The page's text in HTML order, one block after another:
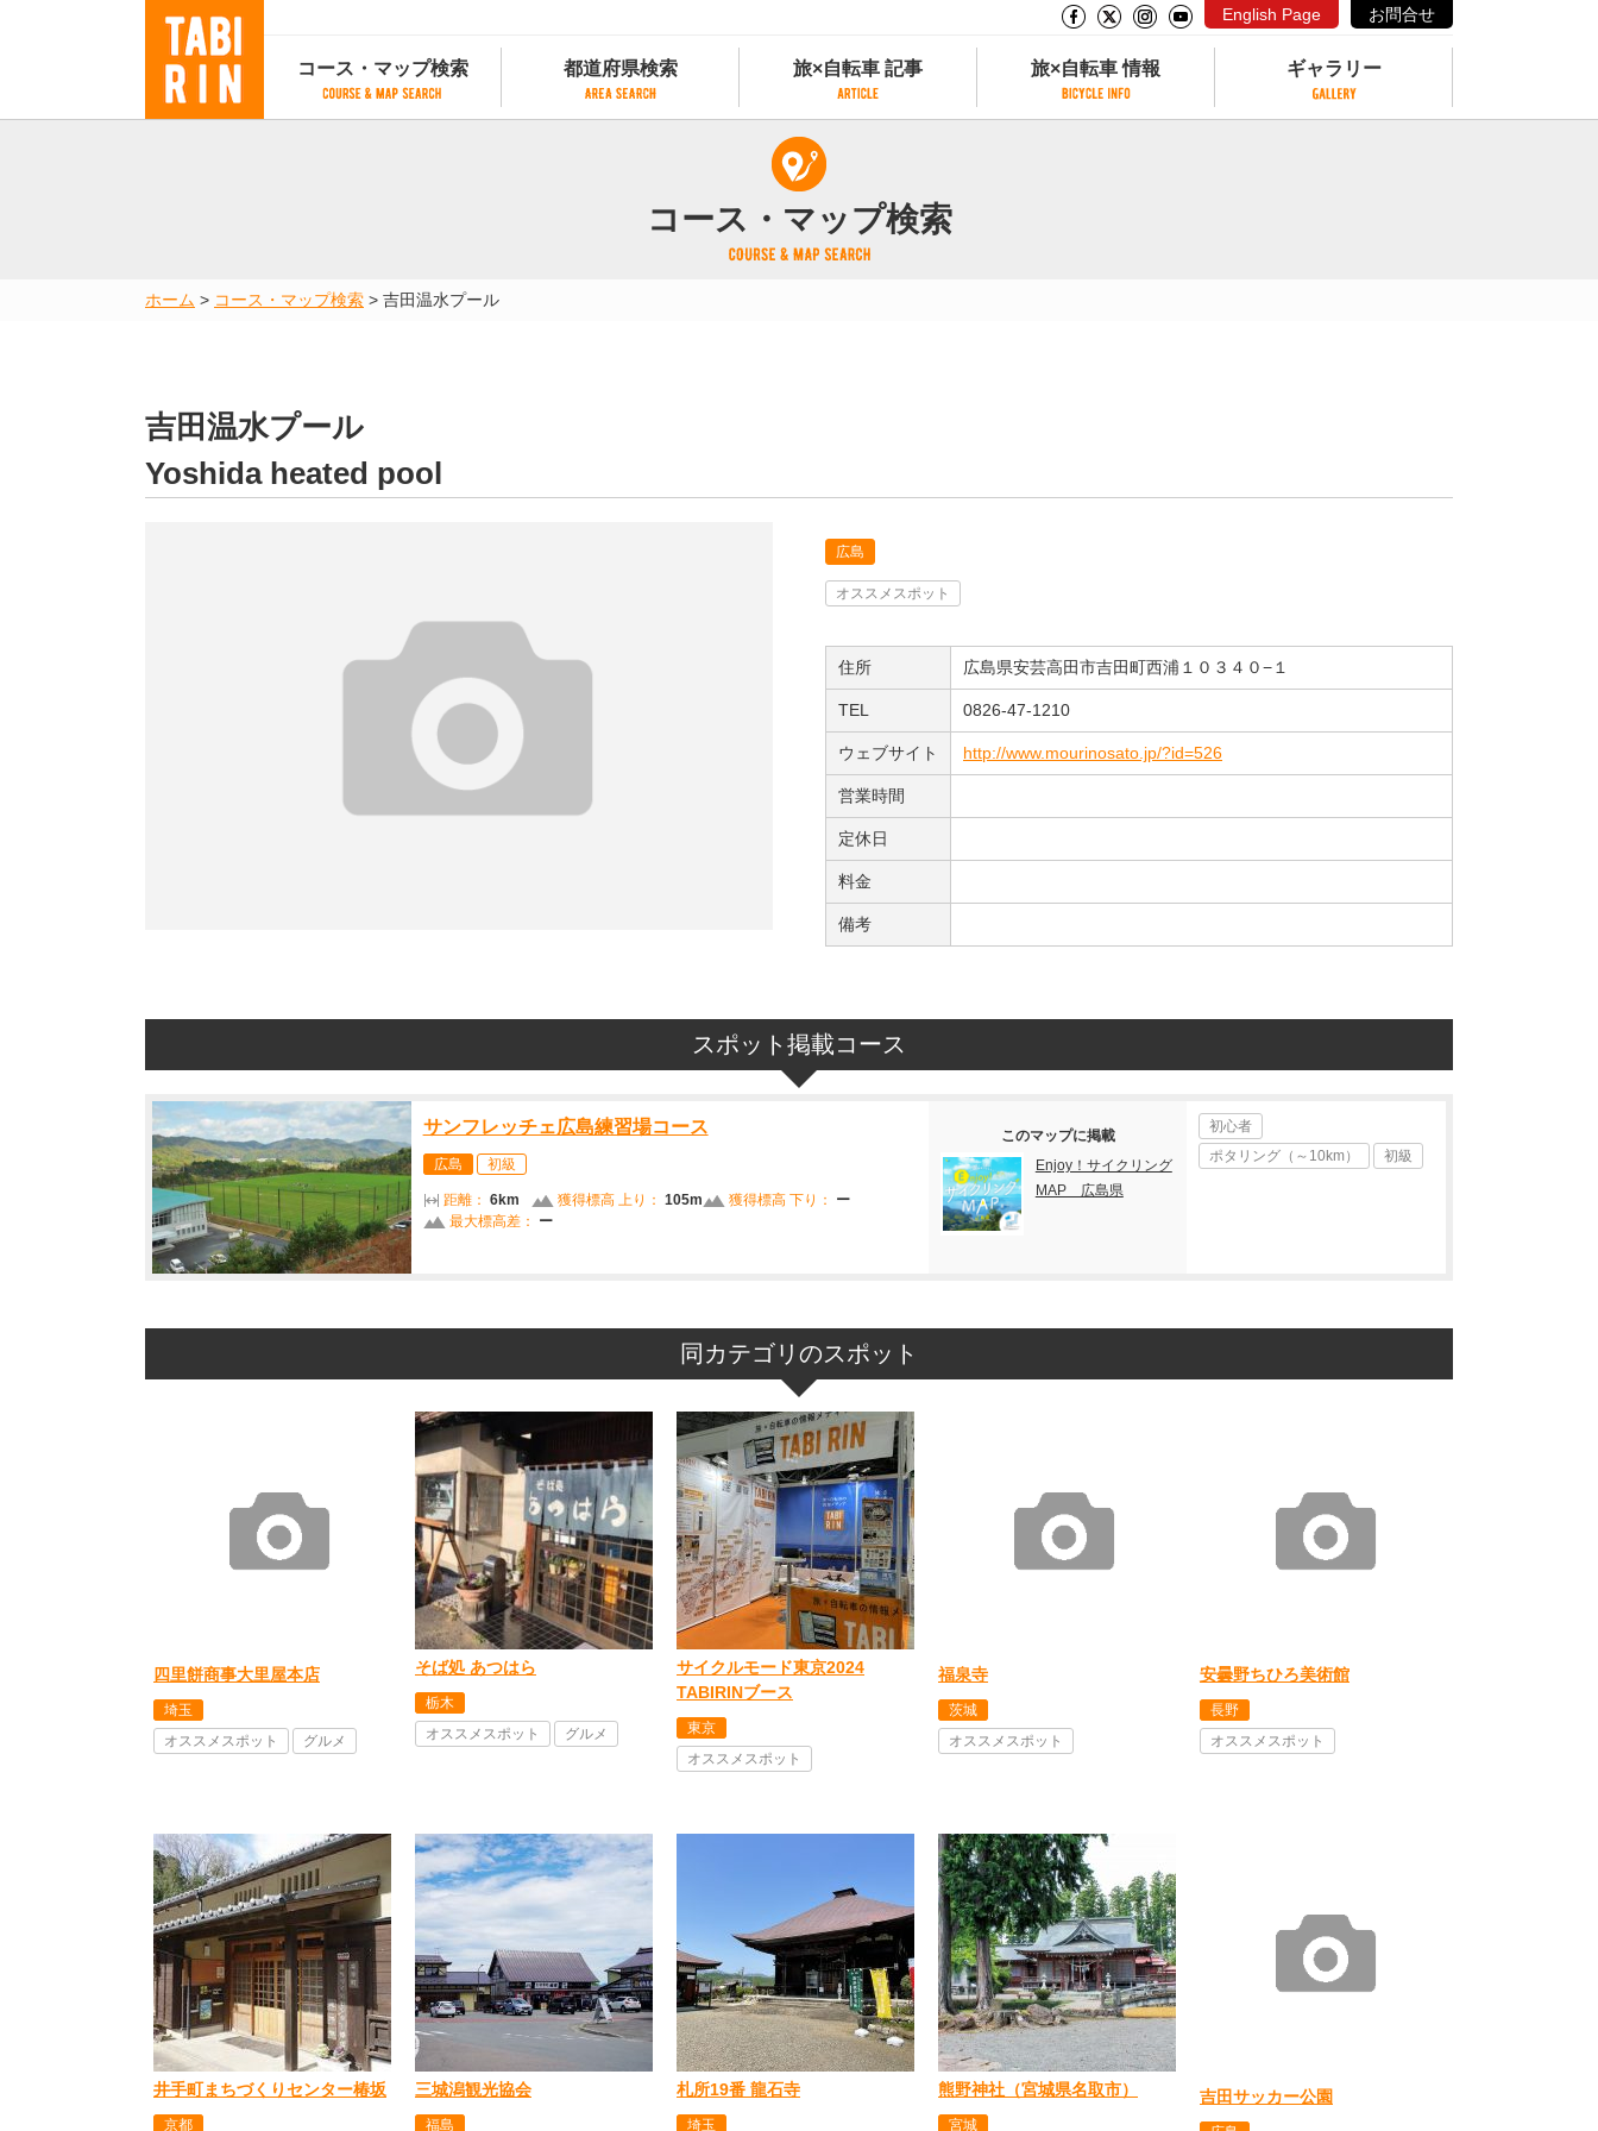
English Page お問合せ
コース・マップ検索
地図から検索
都道府県検索
都道府県別サイクリング情報
旅×自転車 記事
旅×自転車 記事
記事一覧
カテゴリから探す
旅×自転車 情報
サイクリストにやさしい宿
サイクルトレイン
ギャラリー
コース・マップ検索
ホーム > コース・マップ検索 > 吉田温水プール
吉田温水プール
Yoshida heated pool
広島
オススメスポット
住所 広島県安芸高田市吉田町西浦１０３４０−１
TEL 0826-47-1210
ウェブサイト http://www.mourinosato.jp/?id=526
営業時間
定休日
料金
備考
スポット掲載コース
サンフレッチェ広島練習場コース
広島 初級
距離： 6km 獲得標高 上り： 105m 獲得標高 下り：
ー
最大標高差：
ー
このマップに掲載
Enjoy！サイクリング
MAP 広島県
初心者
ポタリング（～10km）
初級
同カテゴリのスポット
四里餅商事大里屋本店
埼玉
オススメスポット
グルメ
そば処 あつはら
栃木
オススメスポット
グルメ
サイクルモード東京2024
TABIRINブース
東京
オススメスポット
福泉寺
茨城
オススメスポット
安曇野ちひろ美術館
長野
オススメスポット
井手町まちづくりセンター椿坂
京都
三城潟観光協会
福島
札所19番 龍石寺
埼玉
熊野神社（宮城県名取市）
宮城
吉田サッカー公園